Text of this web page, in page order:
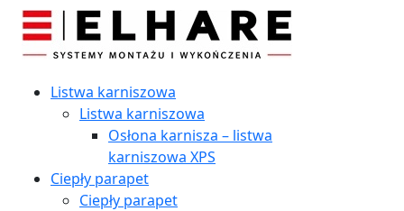
Listwa karniszowa
Listwa karniszowa
Osłona karnisza – listwa
karniszowa XPS
Ciepły parapet
Ciepły parapet